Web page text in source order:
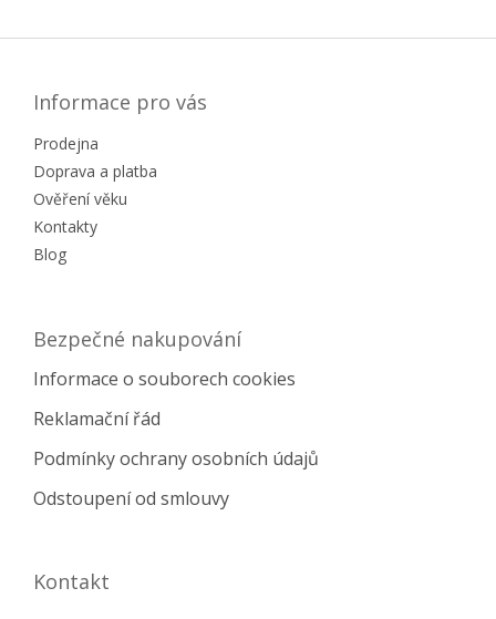
Informace pro vás
Prodejna
Doprava a platba
Ověření věku
Kontakty
Blog
Bezpečné nakupování
Informace o souborech cookies
Reklamační řád
Podmínky ochrany osobních údajů
Odstoupení od smlouvy
Kontakt